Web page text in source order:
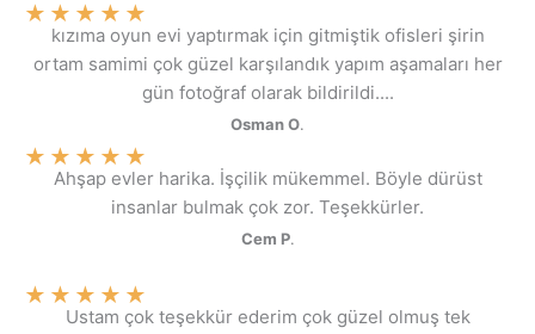
★ ★ ★ ★ ★
kızıma oyun evi yaptırmak için gitmiştik ofisleri şirin
ortam samimi çok güzel karşılandık yapım aşamaları her
gün fotoğraf olarak bildirildi....
Osman O.
★ ★ ★ ★ ★
Ahşap evler harika. İşçilik mükemmel. Böyle dürüst
insanlar bulmak çok zor. Teşekkürler.
Cem P.
★ ★ ★ ★ ★
Ustam çok teşekkür ederim çok güzel olmuş tek